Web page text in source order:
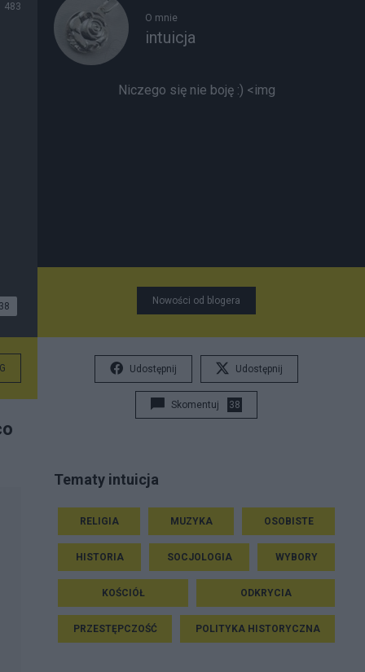
483
38
O mnie
intuicja
Niczego się nie boję :) <img
Nowości od blogera
Udostępnij Udostępnij
Skomentuj 38
Tematy intuicja
RELIGIA MUZYKA OSOBISTE
HISTORIA SOCJOLOGIA WYBORY
KOŚCIÓŁ ODKRYCIA
PRZESTĘPCZOŚĆ POLITYKA HISTORYCZNA